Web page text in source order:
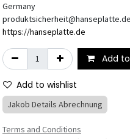
Germany
produktsicherheit@hanseplatte.de
https://hanseplatte.de
Add
Add to wishlist
Jakob Details Abrechnung
Terms and Conditions